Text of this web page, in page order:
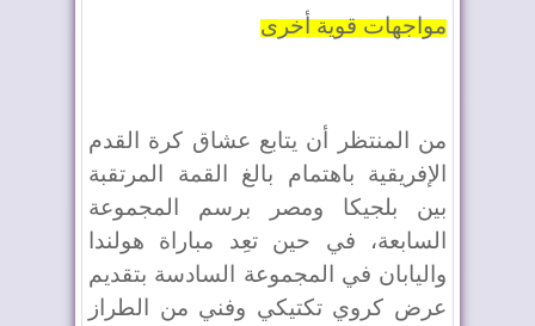
مواجهات قوية أخرى
من المنتظر أن يتابع عشاق كرة القدم
الإفريقية باهتمام بالغ القمة المرتقبة
بين بلجيكا ومصر برسم المجموعة
السابعة، في حين تعِد مباراة هولندا
واليابان في المجموعة السادسة بتقديم
عرض كروي تكتيكي وفني من الطراز